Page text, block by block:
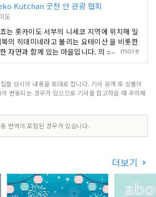
Kutchan 굿찬 안 관광 협회
도
는 홋카이도 서부의 니세코 지역에 위치해 일
의 히데미네라고 불리는 요테이산 을 비롯한
자연과 함께 있는 마을입니다. 의 스키어가
는 극상의 파우더 스노우가 쌓이는 이 땅은,
로서의 모습을 매료시켜 줍니다. 이 계정은
KUTCHAN의 인기 레스토랑과 아름다운
니다.
more
필 당시의 내용을 토대로 합니다. 기사 공개 후 상품이
변동되는 경우가 있으므로 기사를 참고하실 때 주의해
번역이 포함된 경우가 있습니다.
더보기